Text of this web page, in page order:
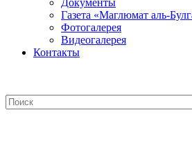
Документы
Газета «Маглюмат аль-
Фотогалерея
Видеогалерея
Контакты